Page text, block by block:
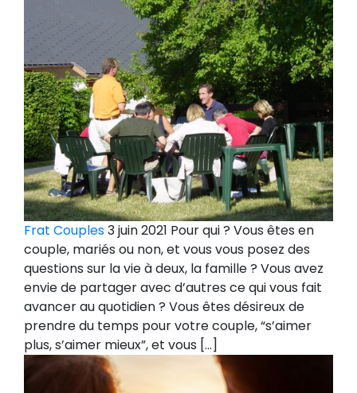
Frat Couples3 juin 2021 Pour qui ? Vous êtes en
couple, mariés ou non, et vous vous posez des
questions sur la vie à deux, la famille ? Vous avez
envie de partager avec d’autres ce qui vous fait
avancer au quotidien ? Vous êtes désireux de
prendre du temps pour votre couple, “s’aimer
plus, s’aimer mieux”, et vous […]